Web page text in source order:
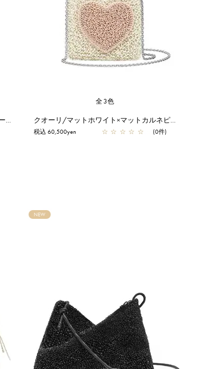
ミカ ニナガワ/マイクロバッグ/パウダリーピンクゴールド
全3色
クオーリ/マットホワイト×マットカルネピンク【オンラインストア先行販売カラー】
税込 60,500yen ☆ ☆ ☆ ☆ ☆ (0件)
NEW